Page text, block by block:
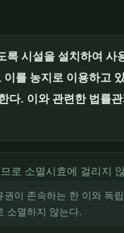
시설을 설치하여 사
를 농지로 이용하고
다. 이와 관련한 법률
로 소멸시효에 걸리지
이 존속하는 한 이와 독
소멸하지 않는다.